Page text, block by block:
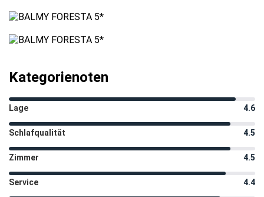
Kategorienoten
Lage 4.6
Schlafqualität 4.5
Zimmer 4.5
Service 4.4